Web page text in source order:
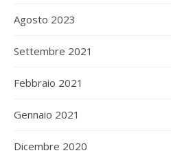
Agosto 2023
Settembre 2021
Febbraio 2021
Gennaio 2021
Dicembre 2020